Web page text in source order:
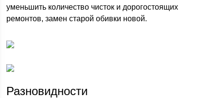
уменьшить количество чисток и дорогостоящих
ремонтов, замен старой обивки новой.
Разновидности